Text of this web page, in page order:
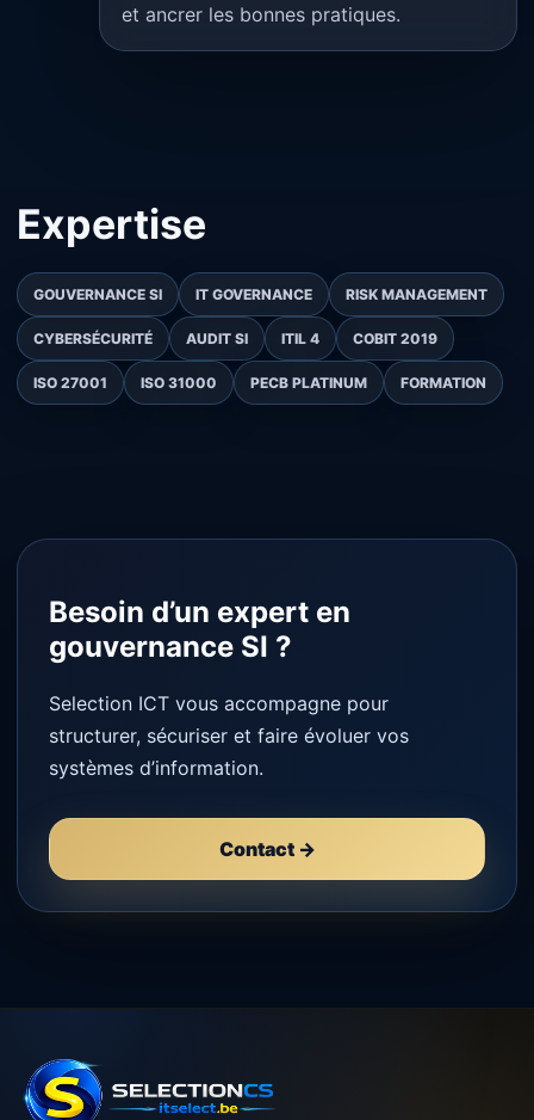
et ancrer les bonnes pratiques.
Expertise
GOUVERNANCE SI IT GOVERNANCE RISK MANAGEMENT
CYBERSÉCURITÉ AUDIT SI ITIL 4 COBIT 2019
ISO 27001 ISO 31000 PECB PLATINUM FORMATION
Besoin d’un expert en
gouvernance SI ?
Selection ICT vous accompagne pour
structurer, sécuriser et faire évoluer vos
systèmes d’information.
Contact →